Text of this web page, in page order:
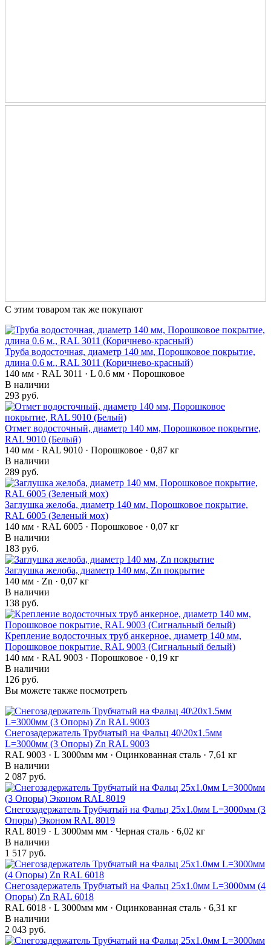
С этим товаром так же покупают
Труба водосточная, диаметр 140 мм, Порошковое покрытие,
длина 0.6 м., RAL 3011 (Коричнево-красный)
140 мм · RAL 3011 · L 0.6 мм · Порошковое
В наличии
293 руб.
Отмет водосточный, диаметр 140 мм, Порошковое покрытие,
RAL 9010 (Белый)
140 мм · RAL 9010 · Порошковое · 0,87 кг
В наличии
289 руб.
Заглушка желоба, диаметр 140 мм, Порошковое покрытие,
RAL 6005 (Зеленый мох)
140 мм · RAL 6005 · Порошковое · 0,07 кг
В наличии
183 руб.
Заглушка желоба, диаметр 140 мм, Zn покрытие
140 мм · Zn · 0,07 кг
В наличии
138 руб.
Крепление водосточных труб анкерное, диаметр 140 мм,
Порошковое покрытие, RAL 9003 (Сигнальный белый)
140 мм · RAL 9003 · Порошковое · 0,19 кг
В наличии
126 руб.
Вы можете также посмотреть
Снегозадержатель Трубчатый на Фальц 40\20х1.5мм
L=3000мм (3 Опоры) Zn RAL 9003
RAL 9003 · L 3000мм мм · Оцинкованная сталь · 7,61 кг
В наличии
2 087 руб.
Снегозадержатель Трубчатый на Фальц 25х1.0мм L=3000мм (3
Опоры) Эконом RAL 8019
RAL 8019 · L 3000мм мм · Черная сталь · 6,02 кг
В наличии
1 517 руб.
Снегозадержатель Трубчатый на Фальц 25х1.0мм L=3000мм (4
Опоры) Zn RAL 6018
RAL 6018 · L 3000мм мм · Оцинкованная сталь · 6,31 кг
В наличии
2 043 руб.